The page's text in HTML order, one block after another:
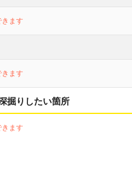
ます
ます
掘りしたい箇所
ます